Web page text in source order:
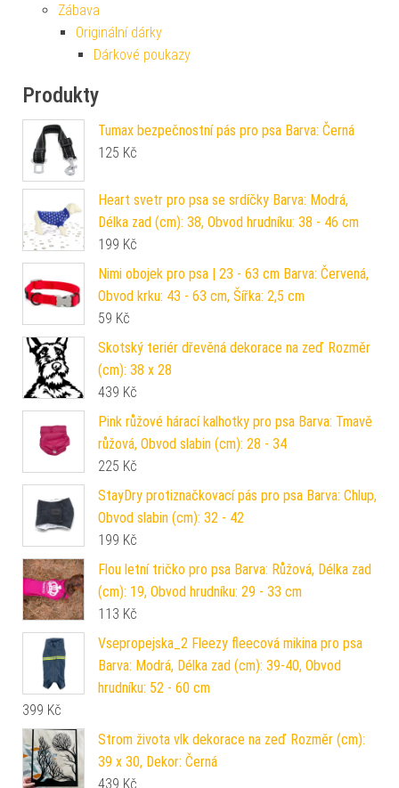
Zábava
Originální dárky
Dárkové poukazy
Produkty
Tumax bezpečnostní pás pro psa Barva: Černá
125 Kč
Heart svetr pro psa se srdíčky Barva: Modrá,
Délka zad (cm): 38, Obvod hrudníku: 38 - 46 cm
199 Kč
Nimi obojek pro psa | 23 - 63 cm Barva: Červená,
Obvod krku: 43 - 63 cm, Šířka: 2,5 cm
59 Kč
Skotský teriér dřevěná dekorace na zeď Rozměr
(cm): 38 x 28
439 Kč
Pink růžové hárací kalhotky pro psa Barva: Tmavě
růžová, Obvod slabin (cm): 28 - 34
225 Kč
StayDry protiznačkovací pás pro psa Barva: Chlup,
Obvod slabin (cm): 32 - 42
199 Kč
Flou letní tričko pro psa Barva: Růžová, Délka zad
(cm): 19, Obvod hrudníku: 29 - 33 cm
113 Kč
Vsepropejska_2 Fleezy fleecová mikina pro psa
Barva: Modrá, Délka zad (cm): 39-40, Obvod
hrudníku: 52 - 60 cm
399 Kč
Strom života vlk dekorace na zeď Rozměr (cm):
39 x 30, Dekor: Černá
439 Kč